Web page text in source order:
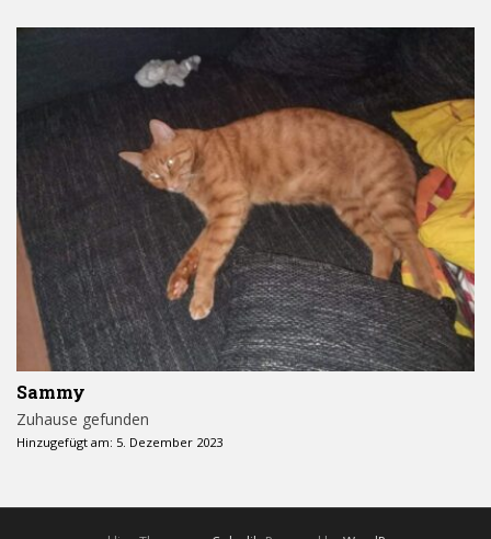
Sammy
Zuhause gefunden
Hinzugefügt am: 5. Dezember 2023